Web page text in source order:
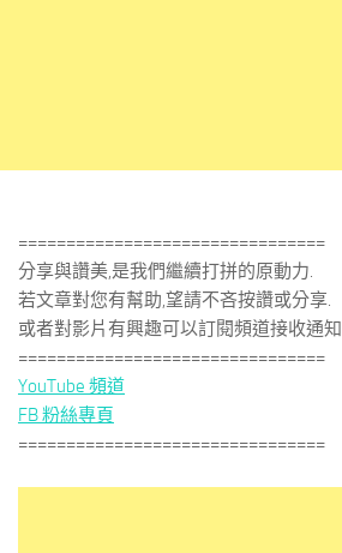
================================
分享與讚美,是我們繼續打拼的原動力.
若文章對您有幫助,望請不吝按讚或分享.
或者對影片有興趣可以訂閱頻道接收通知
================================
YouTube 頻道
FB 粉絲專頁
================================